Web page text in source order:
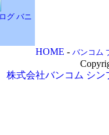
グ バニ
HOME - バンコム
株式会社バンコム シン